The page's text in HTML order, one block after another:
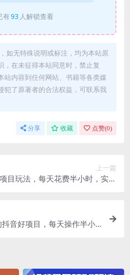
有93 人解锁查看
如无特殊说明或标注，均为本站原
，在未征得本站同意时，禁止复
站内容到任何网站、书籍等各类媒
犯了原著者的合法权益，可联系我
分享 收藏 点赞(0)
上一篇
目玩法，每天花费半小时，实操
音好项目，每天操作半小